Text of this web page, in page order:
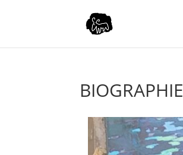
BIOGRAPHIE